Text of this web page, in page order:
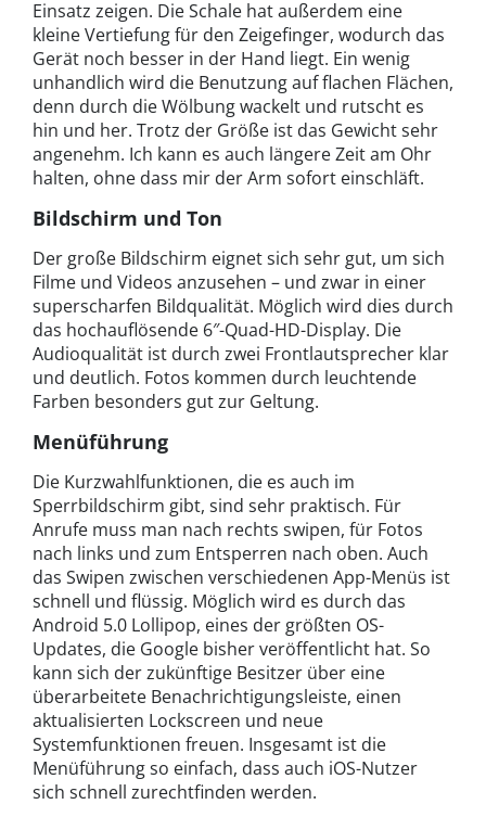
Einsatz zeigen. Die Schale hat außerdem eine
kleine Vertiefung für den Zeigefinger, wodurch das
Gerät noch besser in der Hand liegt. Ein wenig
unhandlich wird die Benutzung auf flachen Flächen,
denn durch die Wölbung wackelt und rutscht es
hin und her. Trotz der Größe ist das Gewicht sehr
angenehm. Ich kann es auch längere Zeit am Ohr
halten, ohne dass mir der Arm sofort einschläft.
Bildschirm und Ton
Der große Bildschirm eignet sich sehr gut, um sich
Filme und Videos anzusehen – und zwar in einer
superscharfen Bildqualität. Möglich wird dies durch
das hochauflösende 6″-Quad-HD-Display. Die
Audioqualität ist durch zwei Frontlautsprecher klar
und deutlich. Fotos kommen durch leuchtende
Farben besonders gut zur Geltung.
Menüführung
Die Kurzwahlfunktionen, die es auch im
Sperrbildschirm gibt, sind sehr praktisch. Für
Anrufe muss man nach rechts swipen, für Fotos
nach links und zum Entsperren nach oben. Auch
das Swipen zwischen verschiedenen App-Menüs ist
schnell und flüssig. Möglich wird es durch das
Android 5.0 Lollipop, eines der größten OS-
Updates, die Google bisher veröffentlicht hat. So
kann sich der zukünftige Besitzer über eine
überarbeitete Benachrichtigungsleiste, einen
aktualisierten Lockscreen und neue
Systemfunktionen freuen. Insgesamt ist die
Menüführung so einfach, dass auch iOS-Nutzer
sich schnell zurechtfinden werden.